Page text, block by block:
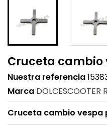
Cruceta cambio
Nuestra referencia
Marca DOLCESCOOTER
Cruceta cambio vespa